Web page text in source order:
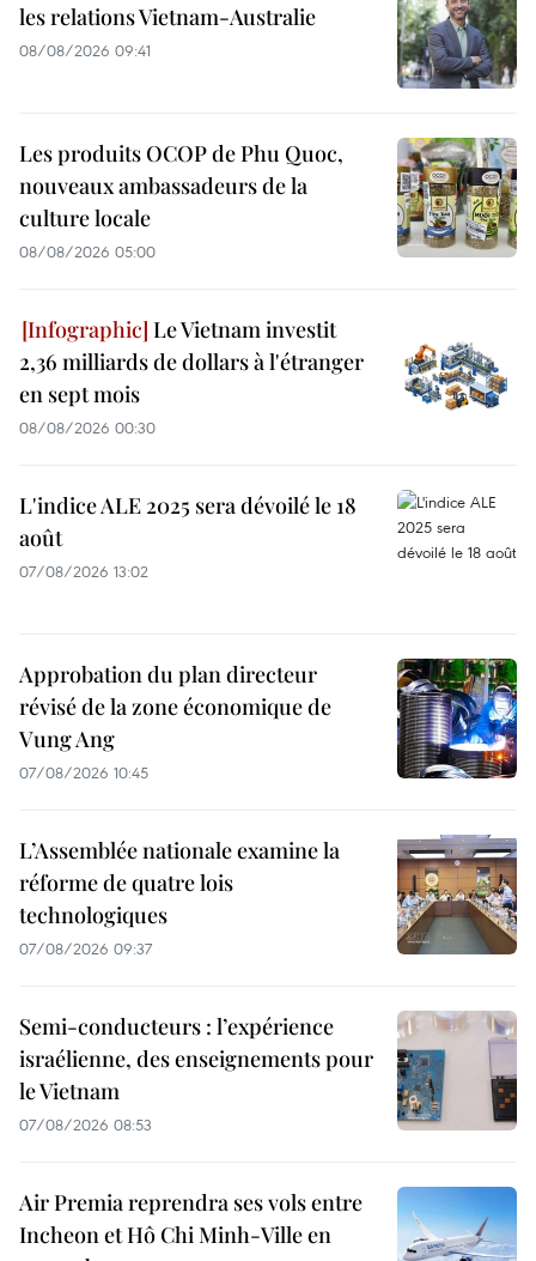
les relations Vietnam-Australie
08/08/2026 09:41
Les produits OCOP de Phu Quoc,
nouveaux ambassadeurs de la
culture locale
08/08/2026 05:00
Le Vietnam investit
2,36 milliards de dollars à l'étranger
en sept mois
08/08/2026 00:30
L'indice ALE 2025 sera dévoilé le 18
août
07/08/2026 13:02
Approbation du plan directeur
révisé de la zone économique de
Vung Ang
07/08/2026 10:45
L’Assemblée nationale examine la
réforme de quatre lois
technologiques
07/08/2026 09:37
Semi-conducteurs : l’expérience
israélienne, des enseignements pour
le Vietnam
07/08/2026 08:53
Air Premia reprendra ses vols entre
Incheon et Hô Chi Minh-Ville en